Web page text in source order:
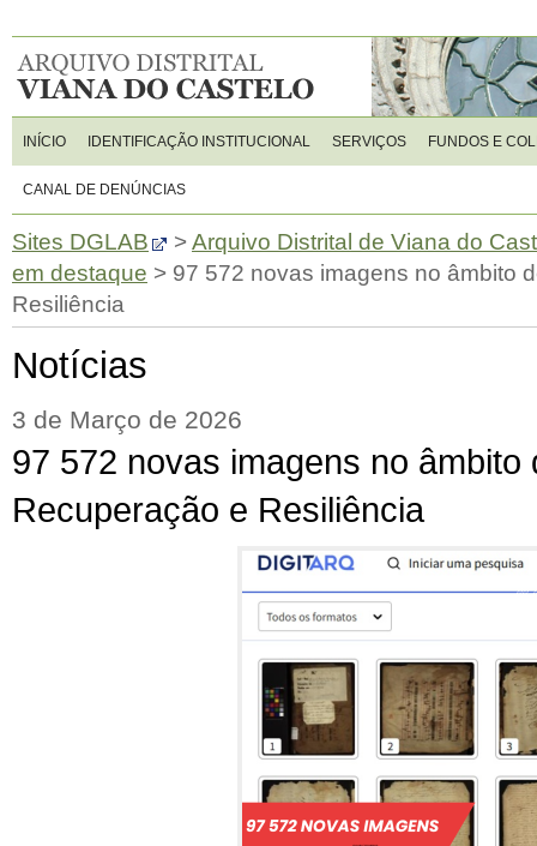
INÍCIO IDENTIFICAÇÃO INSTITUCIONAL SERVIÇOS FUNDOS E
CANAL DE DENÚNCIAS
Sites DGLAB >Arquivo Distrital de Viana do
em destaque > 97 572 novas imagens no âmbito
Resiliência
Notícias
3 de Março de 2026
97 572 novas imagens no âmbito
Recuperação e Resiliência